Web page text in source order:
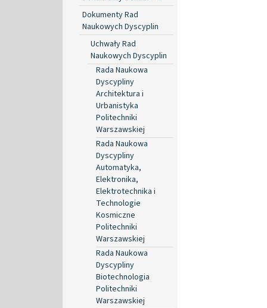
Dokumenty Rad
Naukowych Dyscyplin
Uchwały Rad
Naukowych Dyscyplin
Rada Naukowa
Dyscypliny
Architektura i
Urbanistyka
Politechniki
Warszawskiej
Rada Naukowa
Dyscypliny
Automatyka,
Elektronika,
Elektrotechnika i
Technologie
Kosmiczne
Politechniki
Warszawskiej
Rada Naukowa
Dyscypliny
Biotechnologia
Politechniki
Warszawskiej